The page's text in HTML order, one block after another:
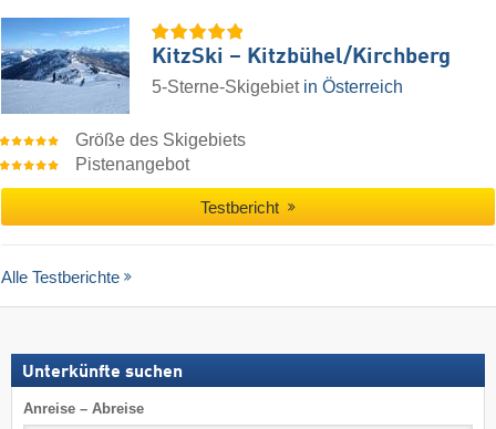
KitzSki – Kitzbühel/​Kirchberg
5-Sterne-Skigebiet in Österreich
Größe des Skigebiets
Pistenangebot
Testbericht
Alle Testberichte
Unterkünfte suchen
Anreise – Abreise